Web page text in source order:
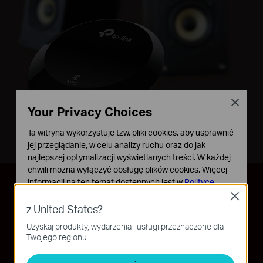
z United States?
Uzyskaj produkty, wydarzenia i usługi przeznaczone dla
Twojego regionu.
Close
Your Privacy Choices
Ta witryna wykorzystuje tzw. pliki cookies, aby usprawnić
jej przeglądanie, w celu analizy ruchu oraz do jak
najlepszej optymalizacji wyświetlanych treści. W każdej
chwili można wyłączyć obsługę plików cookies. Więcej
informacji na ten temat dostępnych jest wPolityce
Podstawowe Cookies
Te pliki cookies niezbędne są do poprawnego działania
witryny i nie moga zostać wyłączone.
Cookies dotyczące analizy i marketingu
Close